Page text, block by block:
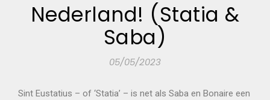
Nederland! (Statia &
Saba)
05/05/2023
Sint Eustatius – of ‘Statia’ – is net als Saba en Bonaire een